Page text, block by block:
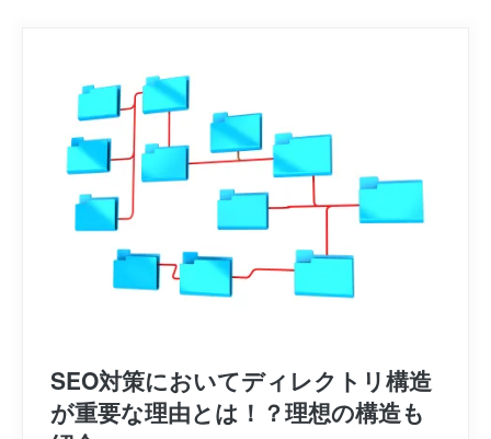
SEO対策においてディレクトリ構造
が重要な理由とは！？理想の構造も